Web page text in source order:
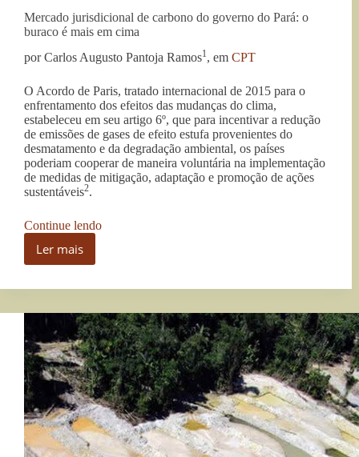
Mercado jurisdicional de carbono do governo do Pará: o
buraco é mais em cima
por Carlos Augusto Pantoja Ramos1, em CPT
O Acordo de Paris, tratado internacional de 2015 para o
enfrentamento dos efeitos das mudanças do clima,
estabeleceu em seu artigo 6º, que para incentivar a redução
de emissões de gases de efeito estufa provenientes do
desmatamento e da degradação ambiental, os países
poderiam cooperar de maneira voluntária na implementação
de medidas de mitigação, adaptação e promoção de ações
sustentáveis2.
Continue lendo“Mercado
do
Pará: o
buraco
é
mais
em
cima”
Ler mais
Mercado
de
do
governo
do
Pará: o
buraco
é
mais
em
cima